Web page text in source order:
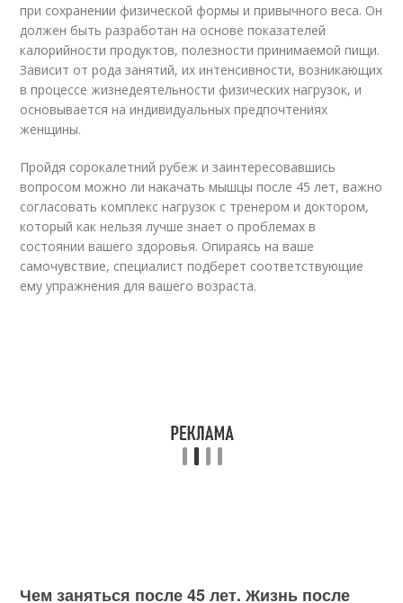
при сохранении физической формы и привычного веса. Он
должен быть разработан на основе показателей
калорийности продуктов, полезности принимаемой пищи.
Зависит от рода занятий, их интенсивности, возникающих
в процессе жизнедеятельности физических нагрузок, и
основывается на индивидуальных предпочтениях
женщины.
Пройдя сорокалетний рубеж и заинтересовавшись
вопросом можно ли накачать мышцы после 45 лет, важно
согласовать комплекс нагрузок с тренером и доктором,
который как нельзя лучше знает о проблемах в
состоянии вашего здоровья. Опираясь на ваше
самочувствие, специалист подберет соответствующие
ему упражнения для вашего возраста.
Чем заняться после 45 лет. Жизнь после